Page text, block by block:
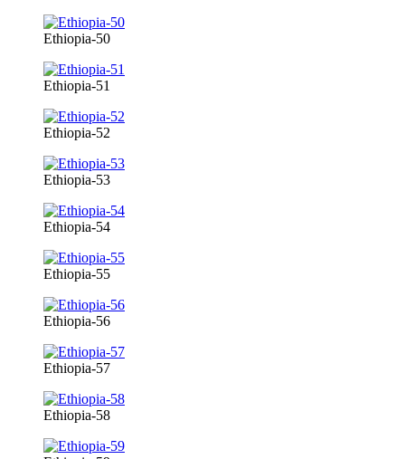
Ethiopia-50
Ethiopia-51
Ethiopia-52
Ethiopia-53
Ethiopia-54
Ethiopia-55
Ethiopia-56
Ethiopia-57
Ethiopia-58